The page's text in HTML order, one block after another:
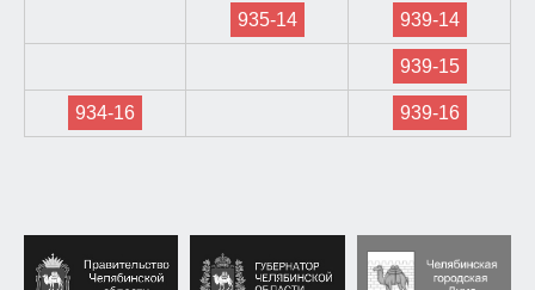
935-14 939-14
939-15
934-16 939-16